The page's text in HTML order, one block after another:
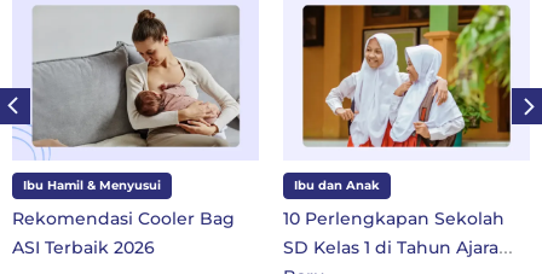
Ibu Hamil & Menyusui
Rekomendasi Cooler Bag
ASI Terbaik 2026
Ibu dan Anak
10 Perlengkapan Sekolah
SD Kelas 1 di Tahun Ajaran